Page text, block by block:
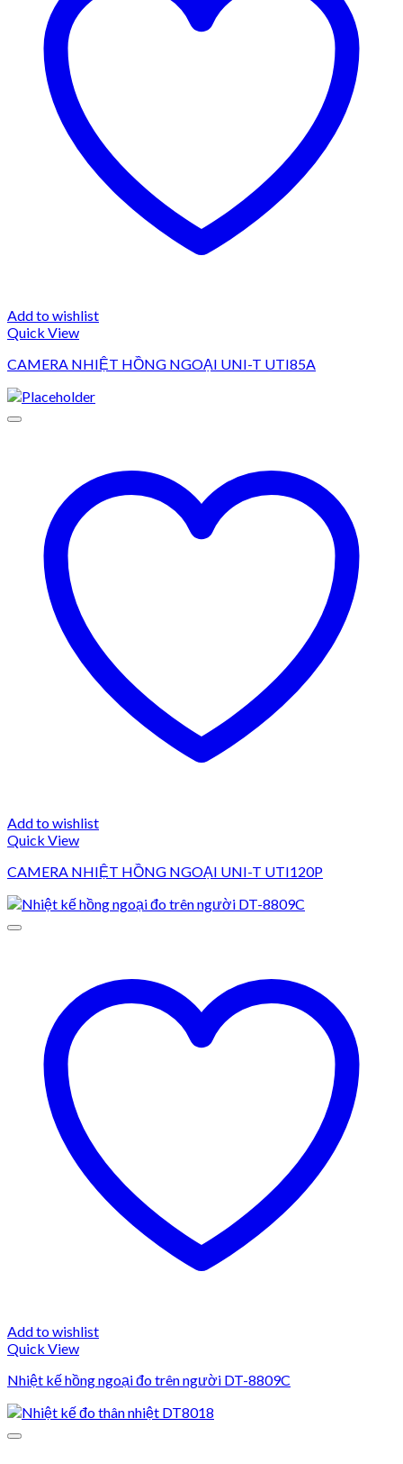
Add to wishlist
Quick View
CAMERA NHIỆT HỒNG NGOẠI UNI-T UTI85A
Add to wishlist
Quick View
CAMERA NHIỆT HỒNG NGOẠI UNI-T UTI120P
Add to wishlist
Quick View
Nhiệt kế hồng ngoại đo trên người DT-8809C